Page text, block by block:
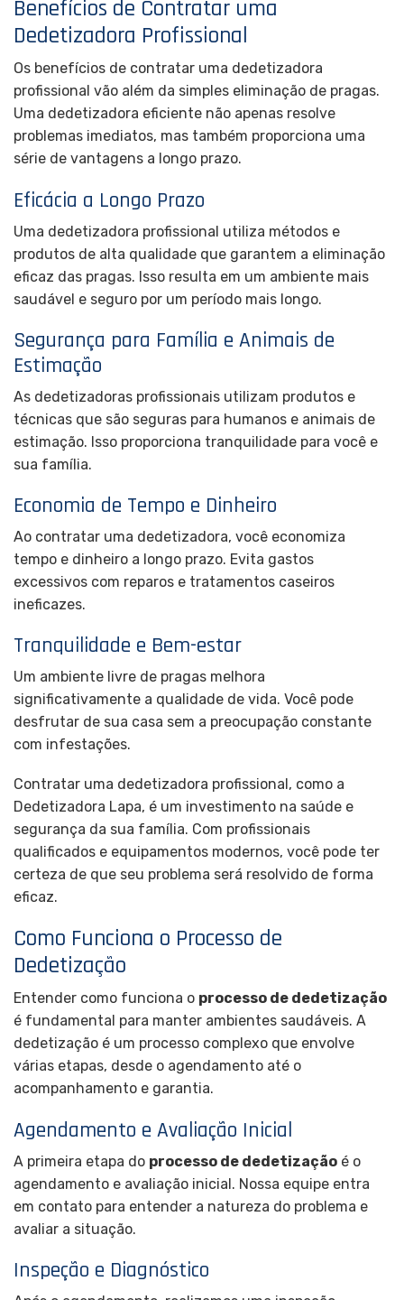
Benefícios de Contratar uma
Dedetizadora Profissional
Os benefícios de contratar uma dedetizadora
profissional vão além da simples eliminação de pragas.
Uma dedetizadora eficiente não apenas resolve
problemas imediatos, mas também proporciona uma
série de vantagens a longo prazo.
Eficácia a Longo Prazo
Uma dedetizadora profissional utiliza métodos e
produtos de alta qualidade que garantem a eliminação
eficaz das pragas. Isso resulta em um ambiente mais
saudável e seguro por um período mais longo.
Segurança para Família e Animais de
Estimação
As dedetizadoras profissionais utilizam produtos e
técnicas que são seguras para humanos e animais de
estimação. Isso proporciona tranquilidade para você e
sua família.
Economia de Tempo e Dinheiro
Ao contratar uma dedetizadora, você economiza
tempo e dinheiro a longo prazo. Evita gastos
excessivos com reparos e tratamentos caseiros
ineficazes.
Tranquilidade e Bem-estar
Um ambiente livre de pragas melhora
significativamente a qualidade de vida. Você pode
desfrutar de sua casa sem a preocupação constante
com infestações.
Contratar uma dedetizadora profissional, como a
Dedetizadora Lapa, é um investimento na saúde e
segurança da sua família. Com profissionais
qualificados e equipamentos modernos, você pode ter
certeza de que seu problema será resolvido de forma
eficaz.
Como Funciona o Processo de
Dedetização
Entender como funciona o processo de dedetização
é fundamental para manter ambientes saudáveis. A
dedetização é um processo complexo que envolve
várias etapas, desde o agendamento até o
acompanhamento e garantia.
Agendamento e Avaliação Inicial
A primeira etapa do processo de dedetização é o
agendamento e avaliação inicial. Nossa equipe entra
em contato para entender a natureza do problema e
avaliar a situação.
Inspeção e Diagnóstico